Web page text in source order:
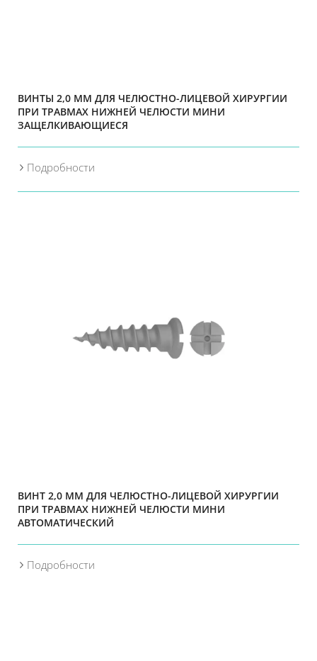
ВИНТЫ 2,0 ММ ДЛЯ ЧЕЛЮСТНО-ЛИЦЕВОЙ ХИРУРГИИ
ПРИ ТРАВМАХ НИЖНЕЙ ЧЕЛЮСТИ МИНИ
ЗАЩЕЛКИВАЮЩИЕСЯ
Подробности
ВИНТ 2,0 ММ ДЛЯ ЧЕЛЮСТНО-ЛИЦЕВОЙ ХИРУРГИИ
ПРИ ТРАВМАХ НИЖНЕЙ ЧЕЛЮСТИ МИНИ
АВТОМАТИЧЕСКИЙ
Подробности